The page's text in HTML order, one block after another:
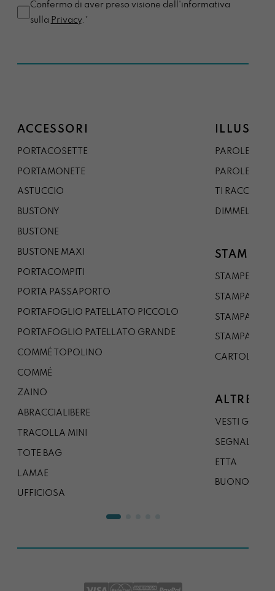
Confermo di aver preso visione dell'informativa
sulla Privacy.*
ACCESSORI
PORTACOSETTE
PORTAMONETE
ASTUCCIO
BUSTONY
BUSTONE
BUSTONE MAXI
PORTACOMPITI
PORTA PASSAPORTO
PORTAFOGLIO PATELLATO PICCOLO
PORTAFOGLIO PATELLATO GRANDE
COMMÉ TOPOLINO
COMMÉ
ZAINO
ABRACCIALIBERE
TRACOLLA MINI
TOTE BAG
LAMAE
UFFICIOSA
PAROLE DAL
PAROLE DA
TI
DIMMELO
STAMPE
STAMPE A5
STAMPA A3
STAMPA A1
STAMPA A0
CARTOLINA
ALTRE
VESTI
SEGNALIBRO
ETTA
BUONO